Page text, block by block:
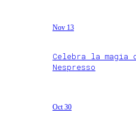
Nov 13
Celebra la
Nespresso
Oct 30